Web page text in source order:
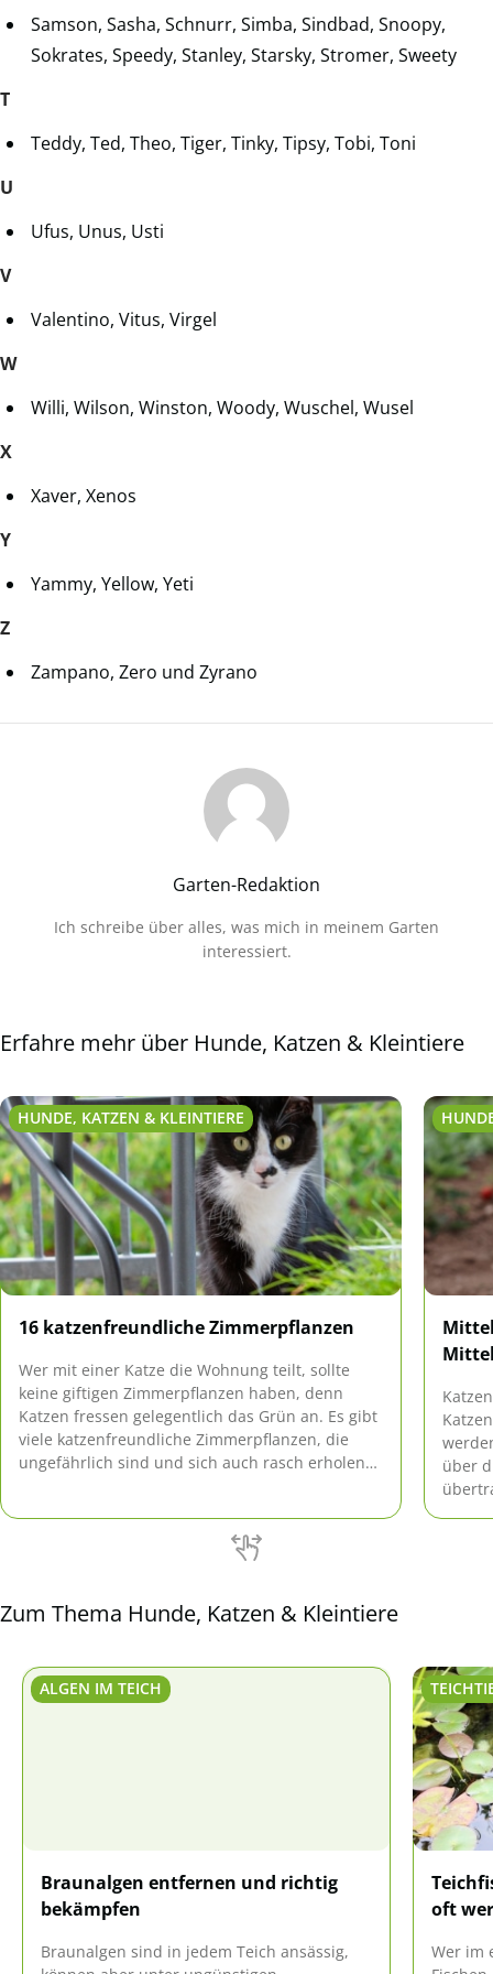
Samson, Sasha, Schnurr, Simba, Sindbad, Snoopy,
Sokrates, Speedy, Stanley, Starsky, Stromer, Sweety
T
Teddy, Ted, Theo, Tiger, Tinky, Tipsy, Tobi, Toni
U
Ufus, Unus, Usti
V
Valentino, Vitus, Virgel
W
Willi, Wilson, Winston, Woody, Wuschel, Wusel
X
Xaver, Xenos
Y
Yammy, Yellow, Yeti
Z
Zampano, Zero und Zyrano
Garten-Redaktion
Ich schreibe über alles, was mich in meinem Garten
interessiert.
Erfahre mehr über Hunde, Katzen & Kleintiere
HUNDE, KATZEN & KLEINTIERE
16 katzenfreundliche Zimmerpflanzen
Wer mit einer Katze die Wohnung teilt, sollte
keine giftigen Zimmerpflanzen haben, denn
Katzen fressen gelegentlich das Grün an. Es gibt
viele katzenfreundliche Zimmerpflanzen, die
ungefährlich sind und sich auch rasch erholen
über
Zum Thema Hunde, Katzen & Kleintiere
ALGEN IM TEICH
Braunalgen entfernen und richtig
bekämpfen
Braunalgen sind in jedem Teich ansässig,
oft
Wer im